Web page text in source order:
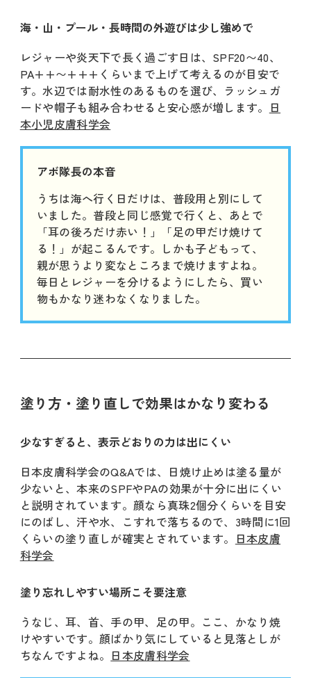
海・山・プール・長時間の外遊びは少し強めで
レジャーや炎天下で長く過ごす日は、SPF20〜40、
PA++〜+++くらいまで上げて考えるのが目安で
す。水辺では耐水性のあるものを選び、ラッシュガ
ードや帽子も組み合わせると安心感が増します。 日
本小児皮膚科学会
アボ隊長の本音
うちは海へ行く日だけは、普段用と別にして
いました。普段と同じ感覚で行くと、あとで
「耳の後ろだけ赤い！」「足の甲だけ焼けて
る！」が起こるんです。しかも子どもって、
親が思うより変なところまで焼けますよね。
毎日とレジャーを分けるようにしたら、買い
物もかなり迷わなくなりました。
塗り方・塗り直しで効果はかなり変わる
少なすぎると、表示どおりの力は出にくい
日本皮膚科学会のQ&Aでは、日焼け止めは塗る量が
少ないと、本来のSPFやPAの効果が十分に出にくい
と説明されています。顔なら真珠2個分くらいを目安
にのばし、汗や水、こすれで落ちるので、3時間に1回
くらいの塗り直しが確実とされています。 日本皮膚
科学会
塗り忘れしやすい場所こそ要注意
うなじ、耳、首、手の甲、足の甲。ここ、かなり焼
けやすいです。顔ばかり気にしていると見落としが
ちなんですよね。 日本皮膚科学会